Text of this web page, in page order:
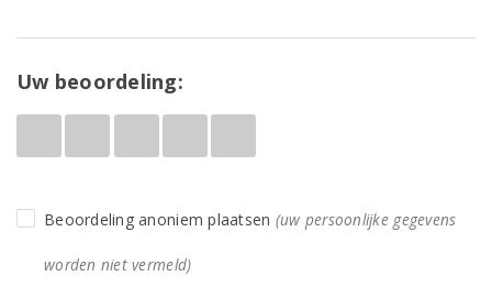
Uw beoordeling:
Beoordeling anoniem plaatsen (uw persoonlijke gegevens
worden niet vermeld)